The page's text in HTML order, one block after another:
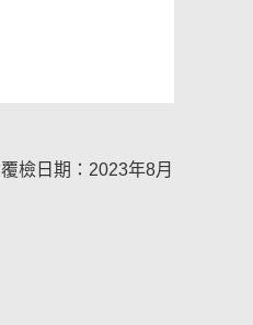
覆檢日期：2023年8月